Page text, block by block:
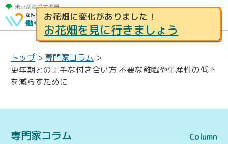
お花畑に変化がありました！
お花畑を見に行きましょう
トップ > 専門家コラム >
更年期との上手な付き合い方 不要な離職や生産性の低下
を減らすために
専門家コラム Column